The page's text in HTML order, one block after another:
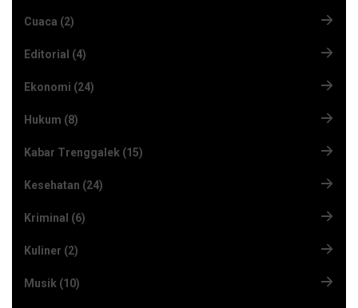
Cuaca (2)
Editorial (4)
Ekonomi (24)
Hukum (8)
Kabar Trenggalek (15)
Kesehatan (24)
Kriminal (6)
Kuliner (2)
Musik (10)